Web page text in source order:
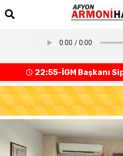
22:55-İGM Başkanı